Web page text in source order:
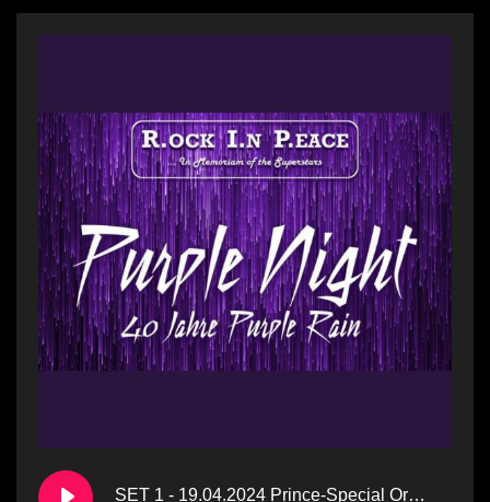
SET 1 - 19.04.2024 Prince-Special Orpheum